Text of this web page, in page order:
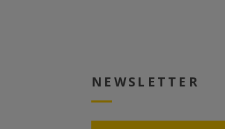
NEWSLETTER